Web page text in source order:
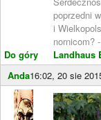
Do góry
poprzedni
i
nornicom?
Landhaus
Anda16:02, 20 sie